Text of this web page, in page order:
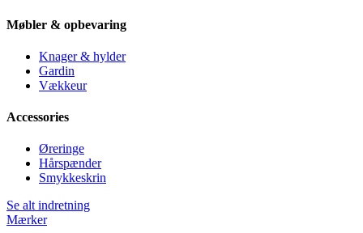
Møbler & opbevaring
Knager & hylder
Gardin
Vækkeur
Accessories
Øreringe
Hårspænder
Smykkeskrin
Se alt indretning
Mærker